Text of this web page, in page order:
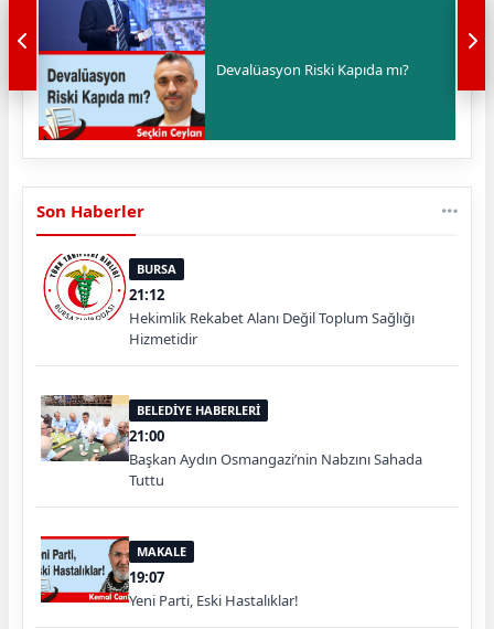
Devalüasyon Riski Kapıda mı?
Son Haberler
BURSA
21:12
Hekimlik Rekabet Alanı Değil Toplum Sağlığı
Hizmetidir
BELEDİYE HABERLERİ
21:00
Başkan Aydın Osmangazi’nin Nabzını Sahada
Tuttu
MAKALE
19:07
Yeni Parti, Eski Hastalıklar!